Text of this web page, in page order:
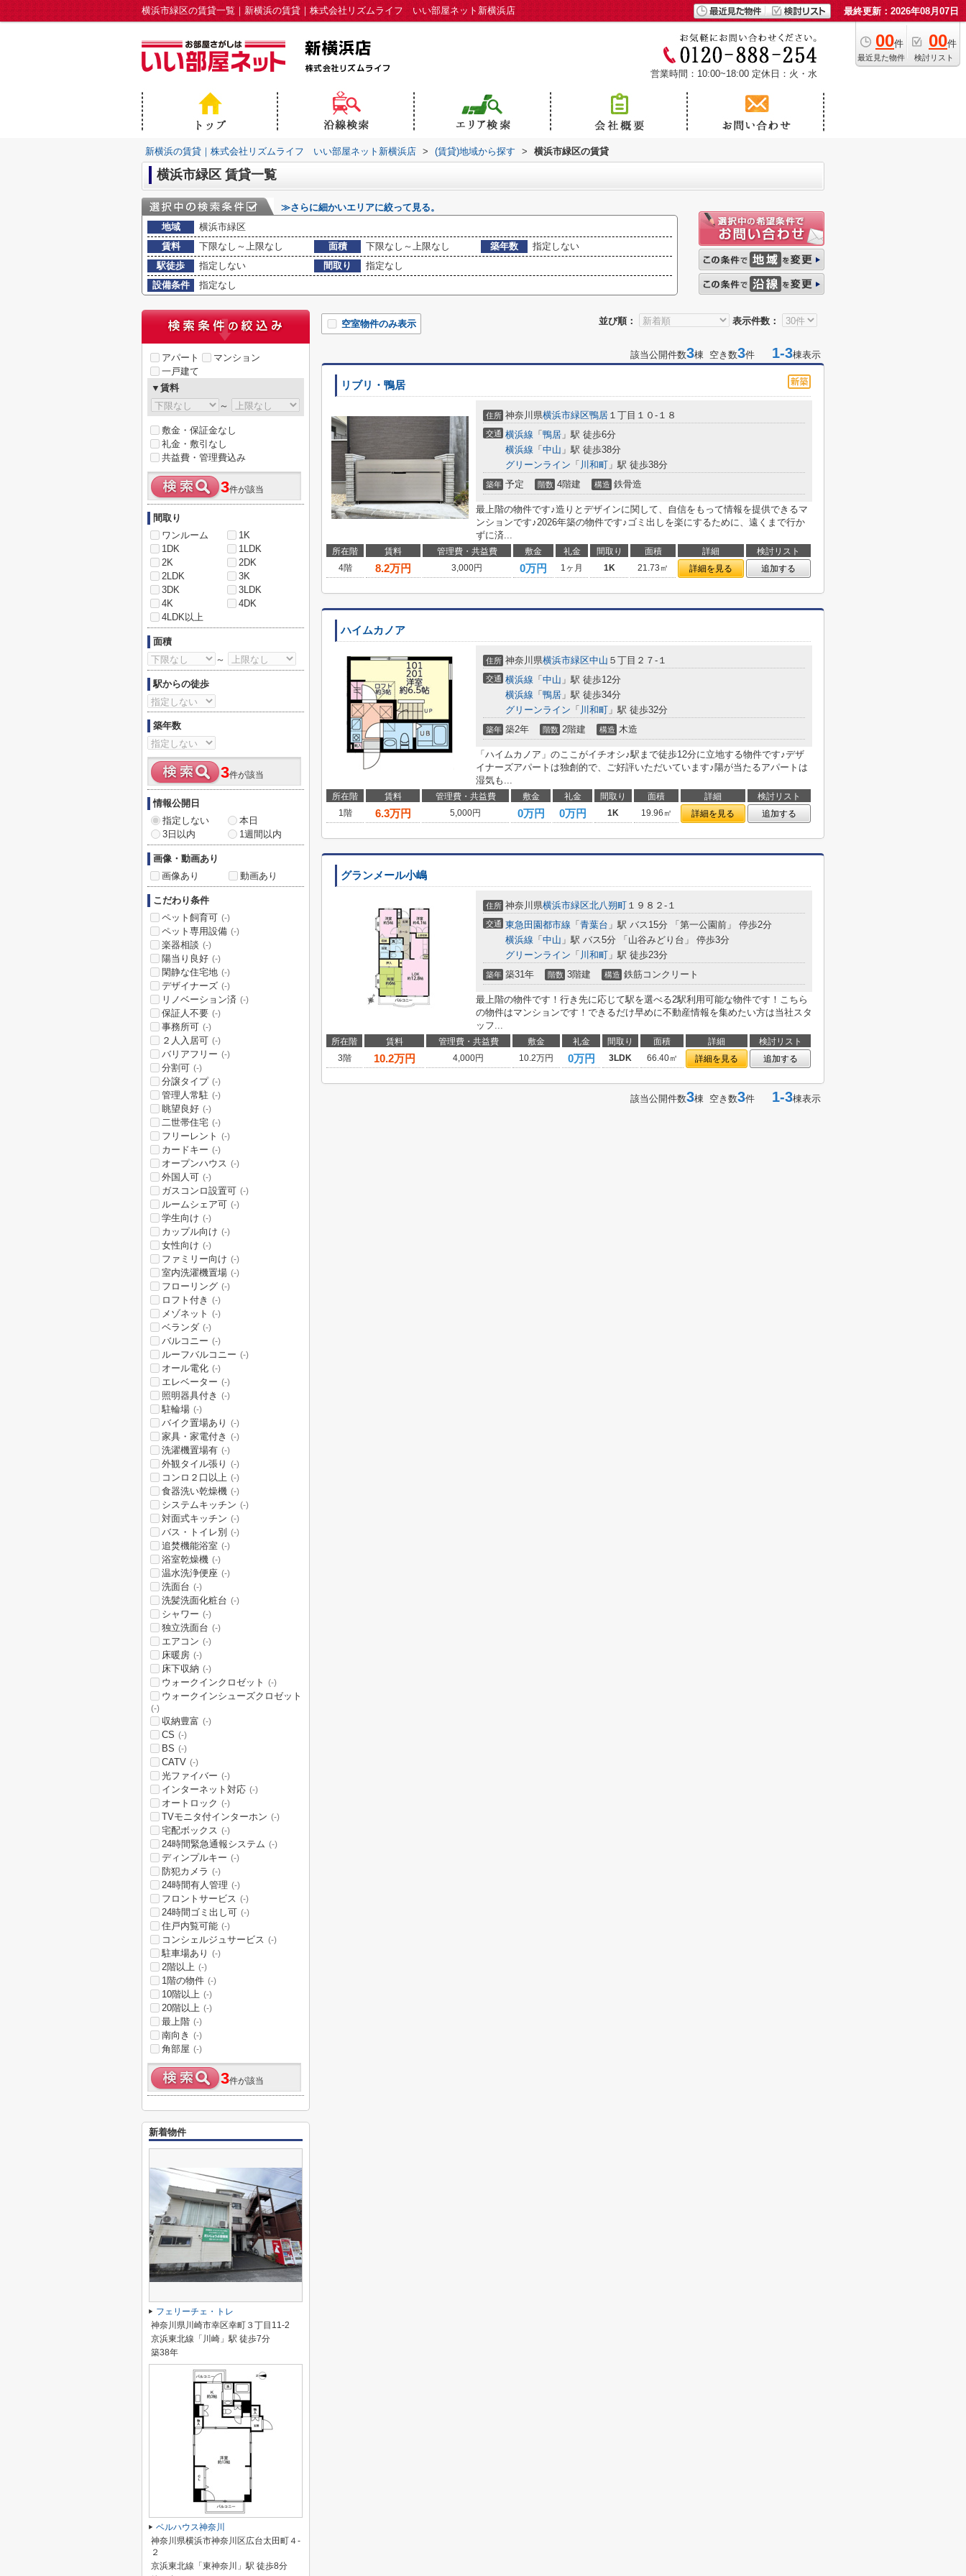
横浜市緑区の賃貸一覧｜新横浜の賃貸｜株式会社リズムライフ いい部屋ネット新横浜店 最終更新：2026年08月07日
00件
最近見た物件
00件
検討リスト
営業時間：10:00~18:00 定休日：火・水
新横浜の賃貸｜株式会社リズムライフ いい部屋ネット新横浜店 > (賃貸)地域から探す > 横浜市緑区の賃貸
横浜市緑区 賃貸一覧
≫さらに細かいエリアに絞って見る。
地域
横浜市緑区
賃料
下限なし～上限なし 面積 下限なし～上限なし 築年数
指定しない
駅徒歩
指定しない 間取り
指定なし
設備条件
指定なし
並び順： 表示件数：
空室物件のみ表示
該当公開件数3棟 空き数3件 1-3棟表示
リブリ・鴨居
住所 神奈川県横浜市緑区鴨居 １丁目１０-１８
交通 横浜線 「 鴨居 」駅 徒歩6分
横浜線 「 中山 」駅 徒歩38分
グリーンライン 「 川和町 」駅 徒歩38分
築年 予定 階数 4階建 構造 鉄骨造
最上階の物件です♪造りとデザインに関して、自信をもって情報を提供できるマ
ンションです♪2026年築の物件です♪ゴミ出しを楽にするために、遠くまで行か
ずに済...
所在階 賃料 管理費・共益費 敷金 礼金 間取り 面積 詳細
検討リスト
4階
8.2万円 3,000円 0万円 1ヶ月 1K 21.73㎡ 詳細を見る 追加する
ハイムカノア
住所 神奈川県横浜市緑区中山 ５丁目２７-１
交通 横浜線 「 中山 」駅 徒歩12分
横浜線 「 鴨居 」駅 徒歩34分
グリーンライン 「 川和町 」駅 徒歩32分
築年 築2年 階数 2階建 構造 木造
「ハイムカノア」のここがイチオシ♪駅まで徒歩12分に立地する物件です♪デザ
イナーズアパートは独創的で、ご好評いただいています♪陽が当たるアパートは
湿気も...
所在階 賃料 管理費・共益費 敷金 礼金 間取り 面積 詳細
検討リスト
1階
6.3万円 5,000円 0万円 0万円 1K 19.96㎡ 詳細を見る 追加する
グランメール小嶋
住所 神奈川県横浜市緑区北八朔町 １９８２-１
交通 東急田園都市線 「 青葉台 」駅 バス15分 「第一公園前」 停歩2分
横浜線 「 中山 」駅 バス5分 「山谷みどり台」 停歩3分
グリーンライン 「 川和町 」駅 徒歩23分
築年 築31年 階数 3階建 構造 鉄筋コンクリート
最上階の物件です！行き先に応じて駅を選べる2駅利用可能な物件です！こちら
の物件はマンションです！できるだけ早めに不動産情報を集めたい方は当社スタ
ッフ...
所在階 賃料 管理費・共益費 敷金 礼金 間取り 面積 詳細
検討リスト
3階
10.2万円 4,000円 10.2万円 0万円 3LDK 66.40㎡ 詳細を見る 追加する
該当公開件数3棟 空き数3件 1-3棟表示
アパート
マンション
一戸建て
▼賃料
～
敷金・保証金なし
礼金・敷引なし
共益費・管理費込み
3件が該当
間取り
ワンルーム
1K
1DK
1LDK
2K
2DK
2LDK
3K
3DK
3LDK
4K
4DK
4LDK以上
面積
～
駅からの徒歩
築年数
3件が該当
情報公開日
指定しない
本日
3日以内
1週間以内
画像・動画あり
画像あり
動画あり
こだわり条件
ペット飼育可 (-)
ペット専用設備 (-)
楽器相談 (-)
陽当り良好 (-)
閑静な住宅地 (-)
デザイナーズ (-)
リノベーション済 (-)
保証人不要 (-)
事務所可 (-)
２人入居可 (-)
バリアフリー (-)
分割可 (-)
分譲タイプ (-)
管理人常駐 (-)
眺望良好 (-)
二世帯住宅 (-)
フリーレント (-)
カードキー (-)
オープンハウス (-)
外国人可 (-)
ガスコンロ設置可 (-)
ルームシェア可 (-)
学生向け (-)
カップル向け (-)
女性向け (-)
ファミリー向け (-)
室内洗濯機置場 (-)
フローリング (-)
ロフト付き (-)
メゾネット (-)
ベランダ (-)
バルコニー (-)
ルーフバルコニー (-)
オール電化 (-)
エレベーター (-)
照明器具付き (-)
駐輪場 (-)
バイク置場あり (-)
家具・家電付き (-)
洗濯機置場有 (-)
外観タイル張り (-)
コンロ２口以上 (-)
食器洗い乾燥機 (-)
システムキッチン (-)
対面式キッチン (-)
バス・トイレ別 (-)
追焚機能浴室 (-)
浴室乾燥機 (-)
温水洗浄便座 (-)
洗面台 (-)
洗髪洗面化粧台 (-)
シャワー (-)
独立洗面台 (-)
エアコン (-)
床暖房 (-)
床下収納 (-)
ウォークインクロゼット (-)
ウォークインシューズクロゼット
(-)
収納豊富 (-)
CS (-)
BS (-)
CATV (-)
光ファイバー (-)
インターネット対応 (-)
オートロック (-)
TVモニタ付インターホン (-)
宅配ボックス (-)
24時間緊急通報システム (-)
ディンプルキー (-)
防犯カメラ (-)
24時間有人管理 (-)
フロントサービス (-)
24時間ゴミ出し可 (-)
住戸内覧可能 (-)
コンシェルジュサービス (-)
駐車場あり (-)
2階以上 (-)
1階の物件 (-)
10階以上 (-)
20階以上 (-)
最上階 (-)
南向き (-)
角部屋 (-)
3件が該当
新着物件
フェリーチェ・トレ
神奈川県川崎市幸区幸町３丁目11-2
京浜東北線「川崎」駅 徒歩7分
築38年
ベルハウス神奈川
神奈川県横浜市神奈川区広台太田町４-
２
京浜東北線「東神奈川」駅 徒歩8分